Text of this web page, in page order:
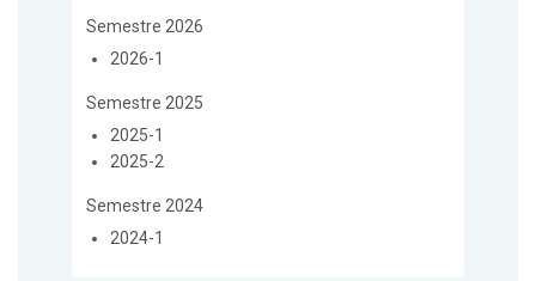
Semestre 2026
2026-1
Semestre 2025
2025-1
2025-2
Semestre 2024
2024-1